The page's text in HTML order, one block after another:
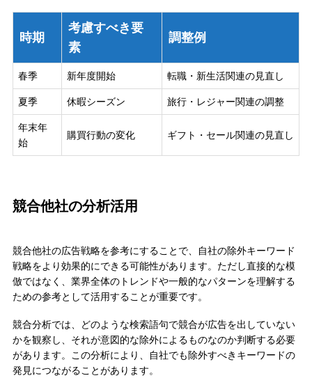
時期
考慮すべき要
素
調整例
春季 新年度開始 転職・新生活関連の見直し
夏季 休暇シーズン 旅行・レジャー関連の調整
年末年
始
購買行動の変化 ギフト・セール関連の見直し
競合他社の分析活用
競合他社の広告戦略を参考にすることで、自社の除外キーワード
戦略をより効果的にできる可能性があります。ただし直接的な模
倣ではなく、業界全体のトレンドや一般的なパターンを理解する
ための参考として活用することが重要です。
競合分析では、どのような検索語句で競合が広告を出していない
かを観察し、それが意図的な除外によるものなのか判断する必要
があります。この分析により、自社でも除外すべきキーワードの
発見につながることがあります。